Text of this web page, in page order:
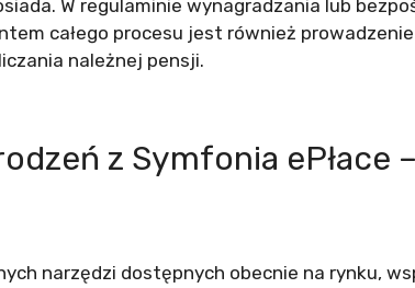
W regulaminie wynagradzania lub
całego procesu jest również
należnej pensji.
z Symfonia ePłace
narzędzi dostępnych obecnie na rynku,